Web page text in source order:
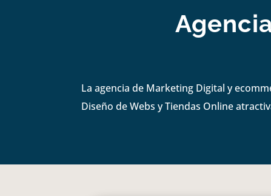
La agencia de Marketing Digital y
Diseño de Webs y Tiendas Online